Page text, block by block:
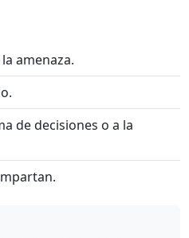
amenaza.
de decisiones o a la